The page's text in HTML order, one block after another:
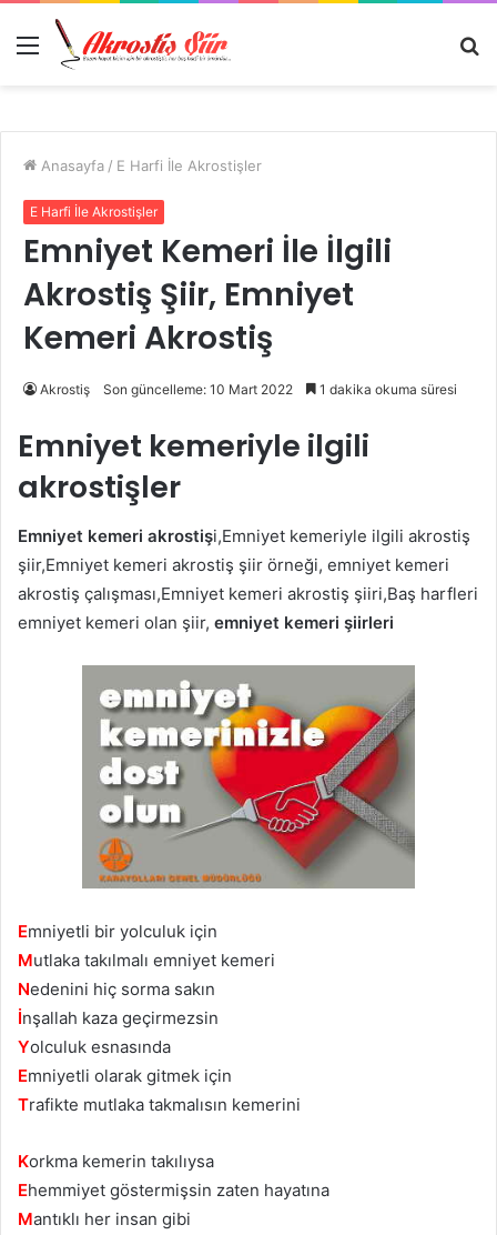
Menü
Anasayfa / E Harfi İle Akrostişler
E Harfi İle Akrostişler
Emniyet Kemeri İle İlgili
Akrostiş Şiir, Emniyet
Kemeri Akrostiş
Akrostiş Son güncelleme: 10 Mart 2022 1 dakika okuma süresi
Emniyet kemeriyle ilgili
akrostişler
Emniyet kemeri akrostişi,Emniyet kemeriyle ilgili akrostiş
şiir,Emniyet kemeri akrostiş şiir örneği, emniyet kemeri
akrostiş çalışması,Emniyet kemeri akrostiş şiiri,Baş harfleri
emniyet kemeri olan şiir, emniyet kemeri şiirleri
Emniyetli bir yolculuk için
Mutlaka takılmalı emniyet kemeri
Nedenini hiç sorma sakın
İnşallah kaza geçirmezsin
Yolculuk esnasında
Emniyetli olarak gitmek için
Trafikte mutlaka takmalısın kemerini
Korkma kemerin takılıysa
Ehemmiyet göstermişsin zaten hayatına
Mantıklı her insan gibi